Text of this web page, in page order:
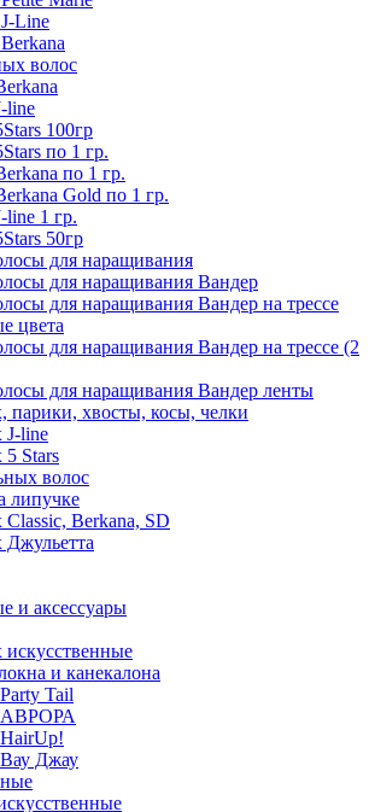
Line
волос
line
100гр
по 1 гр.
по 1 гр.
Gold по 1 гр.
1 гр.
50гр
для наращивания
для наращивания Вандер
для наращивания Вандер на трессе
цвета
для наращивания Вандер на трессе (2
для наращивания Вандер ленты
парики, хвосты, косы, челки
J-line
5 Stars
волос
липучке
Berkana, SD
Джульетта
и аксессуары
искусственные
и канекалона
Tail
АВРОРА
Джау